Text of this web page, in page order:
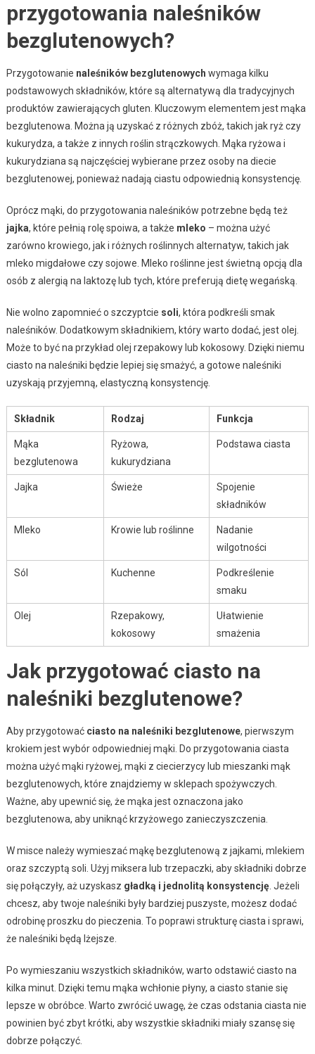
przygotowania naleśników
bezglutenowych?
Przygotowanie naleśników bezglutenowych wymaga kilku
podstawowych składników, które są alternatywą dla tradycyjnych
produktów zawierających gluten. Kluczowym elementem jest mąka
bezglutenowa. Można ją uzyskać z różnych zbóż, takich jak ryż czy
kukurydza, a także z innych roślin strączkowych. Mąka ryżowa i
kukurydziana są najczęściej wybierane przez osoby na diecie
bezglutenowej, ponieważ nadają ciastu odpowiednią konsystencję.
Oprócz mąki, do przygotowania naleśników potrzebne będą też
jajka, które pełnią rolę spoiwa, a także mleko – można użyć
zarówno krowiego, jak i różnych roślinnych alternatyw, takich jak
mleko migdałowe czy sojowe. Mleko roślinne jest świetną opcją dla
osób z alergią na laktozę lub tych, które preferują dietę wegańską.
Nie wolno zapomnieć o szczyptcie soli, która podkreśli smak
naleśników. Dodatkowym składnikiem, który warto dodać, jest olej.
Może to być na przykład olej rzepakowy lub kokosowy. Dzięki niemu
ciasto na naleśniki będzie lepiej się smażyć, a gotowe naleśniki
uzyskają przyjemną, elastyczną konsystencję.
Składnik Rodzaj Funkcja
Mąka
bezglutenowa
Ryżowa,
kukurydziana
Podstawa ciasta
Jajka Świeże
Spojenie
składników
Mleko Krowie lub roślinne
Nadanie
wilgotności
Sól Kuchenne
Podkreślenie
smaku
Olej
Rzepakowy,
kokosowy
Ułatwienie
smażenia
Jak przygotować ciasto na
naleśniki bezglutenowe?
Aby przygotować ciasto na naleśniki bezglutenowe, pierwszym
krokiem jest wybór odpowiedniej mąki. Do przygotowania ciasta
można użyć mąki ryżowej, mąki z ciecierzycy lub mieszanki mąk
bezglutenowych, które znajdziemy w sklepach spożywczych.
Ważne, aby upewnić się, że mąka jest oznaczona jako
bezglutenowa, aby uniknąć krzyżowego zanieczyszczenia.
W misce należy wymieszać mąkę bezglutenową z jajkami, mlekiem
oraz szczyptą soli. Użyj miksera lub trzepaczki, aby składniki dobrze
się połączyły, aż uzyskasz gładką i jednolitą konsystencję. Jeżeli
chcesz, aby twoje naleśniki były bardziej puszyste, możesz dodać
odrobinę proszku do pieczenia. To poprawi strukturę ciasta i sprawi,
że naleśniki będą lżejsze.
Po wymieszaniu wszystkich składników, warto odstawić ciasto na
kilka minut. Dzięki temu mąka wchłonie płyny, a ciasto stanie się
lepsze w obróbce. Warto zwrócić uwagę, że czas odstania ciasta nie
powinien być zbyt krótki, aby wszystkie składniki miały szansę się
dobrze połączyć.